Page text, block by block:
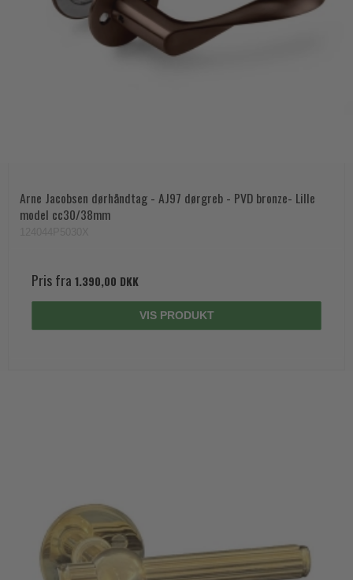
Arne Jacobsen dørhåndtag - AJ97 dørgreb - PVD bronze- Lille
model cc30/38mm
Pris fra 1.390,00 DKK
VIS PRODUKT